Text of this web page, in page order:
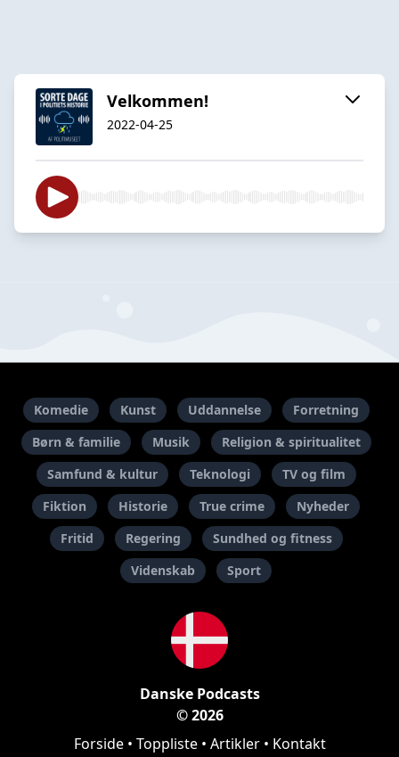
Velkommen!
2022-04-25
Komedie Kunst Uddannelse
Forretning
Børn & familie
Musik
Religion & spiritualitet
Samfund & kultur
Teknologi
TV og film
Fiktion
Historie True crime
Nyheder
Fritid
Regering
Sundhed og fitness
Videnskab
Sport
Danske Podcasts
© 2026
Forside• Toppliste• Artikler• Kontakt